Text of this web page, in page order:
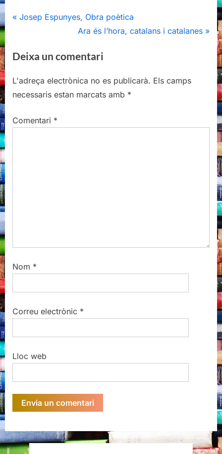
Navegació
P
v
o
u
P
Josep Espunyes, Obra poètica
N
x
P
o
t
Ara és l’hora, catalans i catalanes
Deixa un comentari
L'adreça electrònica no es publicarà. Els camps
necessaris estan marcats amb *
Comentari *
Nom *
Correu electrònic *
Lloc web